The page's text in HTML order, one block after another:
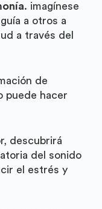
. imagínese
a otros a
a través del
de
puede hacer
descubrirá
del sonido
el estrés y